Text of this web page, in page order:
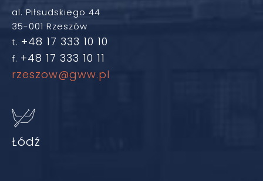
al. Piłsudskiego 44
35-001 Rzeszów
t. +48 17 333 10 10
f. +48 17 333 10 11
rzeszow@gww.pl
Łódź